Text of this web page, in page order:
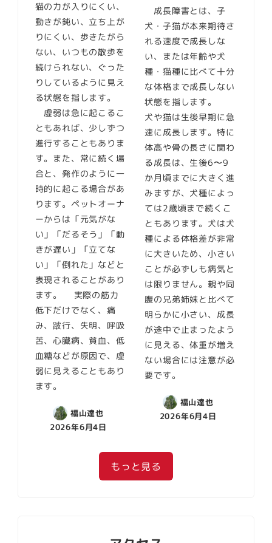
猫の力が入りにくい、
動きが鈍い、立ち上が
りにくい、歩きたがら
ない、いつもの散歩を
続けられない、ぐった
りしているように見え
る状態を指します。
虚弱は急に起こるこ
ともあれば、少しずつ
進行することもありま
す。また、常に続く場
合と、発作のように一
時的に起こる場合があ
ります。ペットオーナ
ーからは「元気がな
い」「だるそう」「動
きが遅い」「立てな
い」「倒れた」などと
表現されることがあり
ます。 実際の筋力
低下だけでなく、痛
み、跛行、失明、呼吸
苦、心臓病、貧血、低
血糖などが原因で、虚
弱に見えることもあり
ます。
福山達也
2026年6月4日
成長障害とは、子
犬・子猫が本来期待さ
れる速度で成長しな
い、または年齢や犬
種・猫種に比べて十分
な体格まで成長しない
状態を指します。
犬や猫は生後早期に急
速に成長します。特に
体高や骨の長さに関わ
る成長は、生後6〜9
か月頃までに大きく進
みますが、犬種によっ
ては2歳頃まで続くこ
ともあります。犬は犬
種による体格差が非常
に大きいため、小さい
ことが必ずしも病気と
は限りません。親や同
腹の兄弟姉妹と比べて
明らかに小さい、成長
が途中で止まったよう
に見える、体重が増え
ない場合には注意が必
要です。
福山達也
2026年6月4日
もっと見る